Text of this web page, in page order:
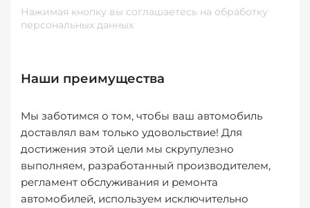
Нажимая кнопку вы соглашаетесь на обработку
персональных данных
Наши преимущества
Мы заботимся о том, чтобы ваш автомобиль
доставлял вам только удовольствие! Для
достижения этой цели мы скрупулезно
выполняем, разработанный производителем,
регламент обслуживания и ремонта
автомобилей, используем исключительно